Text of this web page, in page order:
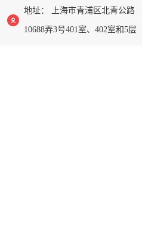
地址： 上海市青浦区北青公路
10688弄3号401室、402室和5层